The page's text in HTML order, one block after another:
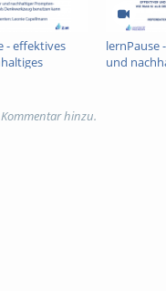
- effektives
lernPause
und
hinzu.